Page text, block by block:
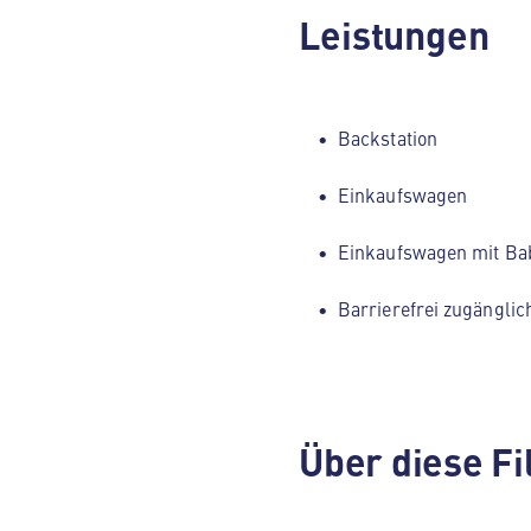
Leistungen
Backstation
Einkaufswagen
Einkaufswagen mit
Barrierefrei
Über diese